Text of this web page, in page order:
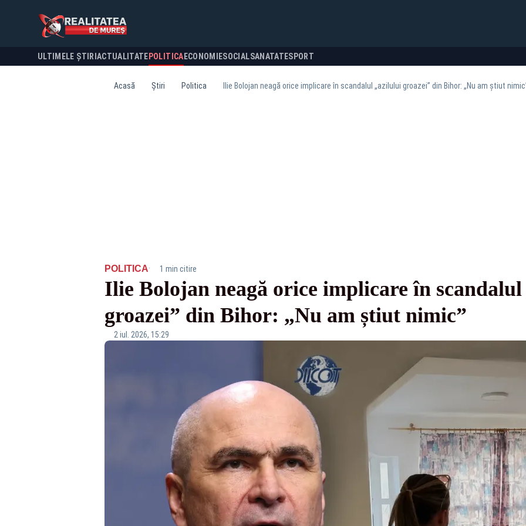
ULTIMELE ȘTIRI ACTUALITATE POLITICA ECONOMIESOCIALSANATATESPORT
Acasă Știri Politica Ilie Bolojan neagă orice implicare în scandalul „azilului groazei” din Bihor: „Nu am știut
POLITICA· 1 min citire
Ilie Bolojan neagă orice implicare în
groazei” din Bihor: „Nu am știut nimic”
2 iul. 2026, 15:29